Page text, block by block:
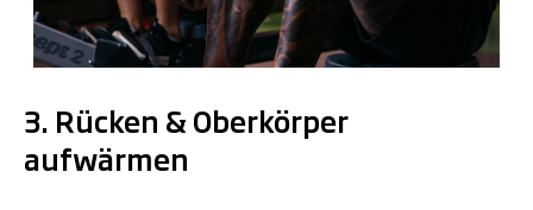
3. Rücken & Oberkörper
aufwärmen